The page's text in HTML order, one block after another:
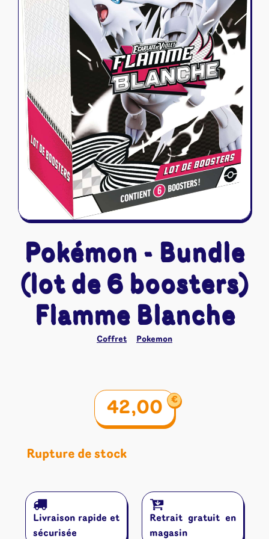
Naruto Mythos
Autres
Tapis de jeu
Pokémon - Bundle
(lot de 6 boosters)
Flamme Blanche
Coffret Pokemon
42,00 €
Rupture de stock
Livraison rapide et
sécurisée
Retrait gratuit en
magasin